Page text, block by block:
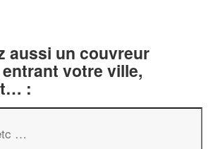
aussi un couvreur
votre ville,
: